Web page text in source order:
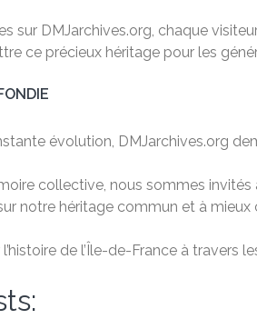
sur DMJarchives.org, chaque
ce précieux héritage pour les
évolution, DMJarchives.org
collective, nous sommes
notre héritage commun et à mieux
de l’Île-de-France à travers